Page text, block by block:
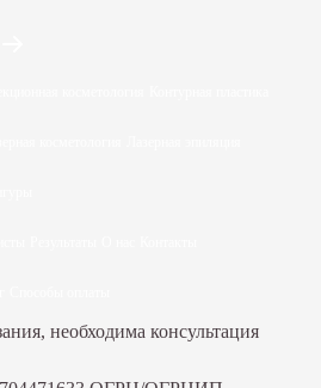
необходима консультация